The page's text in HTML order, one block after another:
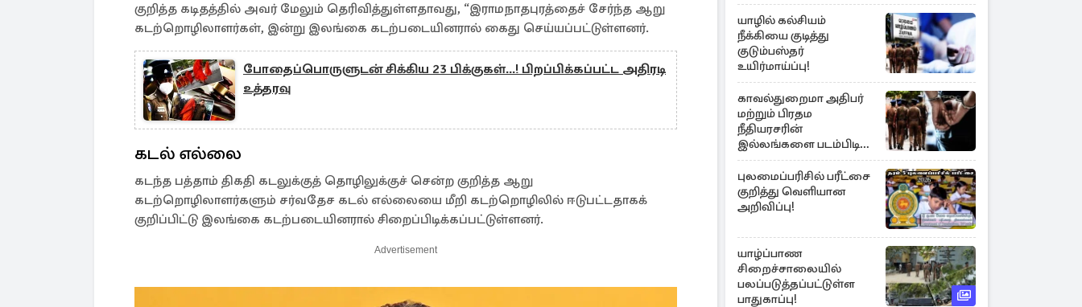
குறித்த கடிதத்தில் அவர் மேலும் தெரிவித்துள்ளதாவது, “இராமநாதபுரத்தைச் சேர்ந்த ஆறு
கடற்றொழிலாளர்கள், இன்று இலங்கை கடற்படையினரால் கைது செய்யப்பட்டுள்ளனர்.
போதைப்பொருளுடன் சிக்கிய 23 பிக்குகள்...! பிறப்பிக்கப்பட்ட அதிரடி
உத்தரவு
கடல் எல்லை
கடந்த பத்தாம் திகதி கடலுக்குத் தொழிலுக்குச் சென்ற குறித்த ஆறு
கடற்றொழிலாளர்களும் சர்வதேச கடல் எல்லையை மீறி கடற்றொழிலில் ஈடுபட்டதாகக்
குறிப்பிட்டு இலங்கை கடற்படையினரால் சிறைப்பிடிக்கப்பட்டுள்ளனர்.
Advertisement
யாழில் கல்சியம்
நீக்கியை குடித்து
குடும்பஸ்தர்
உயிர்மாய்ப்பு!
காவல்துறைமா அதிபர்
மற்றும் பிரதம
நீதியரசரின்
இல்லங்களை படம்பிடித்த
சந்தேக நபர் கைது!
புலமைப்பரிசில் பரீட்சை
குறித்து வெளியான
அறிவிப்பு!
யாழ்ப்பாண
சிறைச்சாலையில்
பலப்படுத்தப்பட்டுள்ள
பாதுகாப்பு!